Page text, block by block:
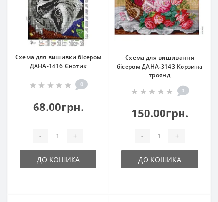
Схема для вишивки бісером
ДАНА-1416 Єнотик
0
68.00грн.
- +
ДО КОШИКА
Схема для вишивання
бісером ДАНА-3143 Корзина
троянд
0
150.00грн.
- +
ДО КОШИКА